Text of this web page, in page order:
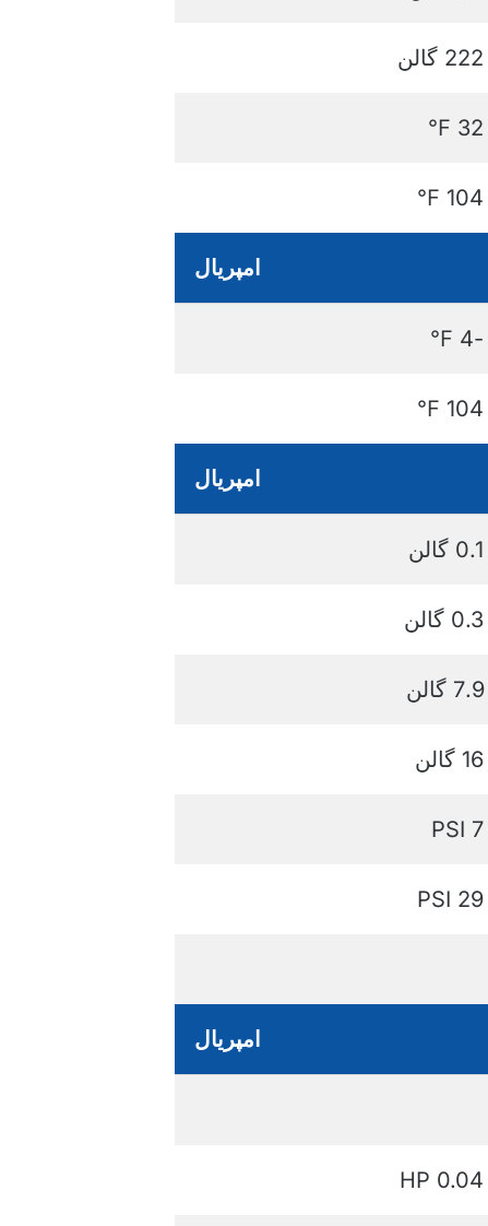
222 گالن
32 ℉
104 ℉
امپریال
-4 ℉
104 ℉
امپریال
0.1 گالن
0.3 گالن
7.9 گالن
16 گالن
7 PSI
29 PSI
امپریال
0.04 HP